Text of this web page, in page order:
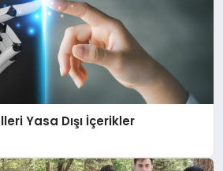
Yasa Dışı İçerikler